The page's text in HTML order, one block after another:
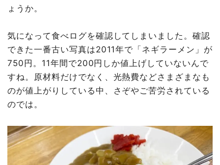
ょうか。
気になって食べログを確認してしまいました。確認
できた一番古い写真は2011年で「ネギラーメン」が
750円。11年間で200円しか値上げしていないんで
すね。原材料だけでなく、光熱費などさまざまなも
のが値上がりしている中、さぞやご苦労されている
のでは。